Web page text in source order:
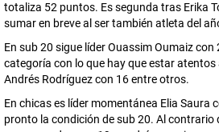
totaliza 52 puntos. Es segunda tras Erika
sumar en breve al ser también atleta del
En sub 20 sigue líder Ouassim Oumaiz
categoría con lo que hay que estar atentos
Andrés Rodríguez con 16 entre otros.
En chicas es líder momentánea Elia
pronto la condición de sub 20. Al contrario